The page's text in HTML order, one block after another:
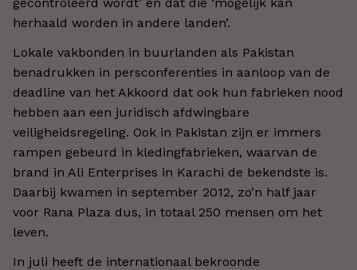
herhaald worden in andere landen’.
Lokale vakbonden in buurlanden als Pakistan
benadrukken in persconferenties in aanloop van de
deadline van het Akkoord dat ook hun fabrieken nood
hebben aan een juridisch afdwingbare
veiligheidsregeling. Ook in Pakistan zijn er immers
rampen gebeurd in kledingfabrieken, waarvan de
brand in Ali Enterprises in Karachi de bekendste is.
Daarbij kwamen in september 2012, zo’n half jaar
voor Rana Plaza dus, in totaal 250 mensen om het
leven.
In juli heeft de internationaal bekroonde